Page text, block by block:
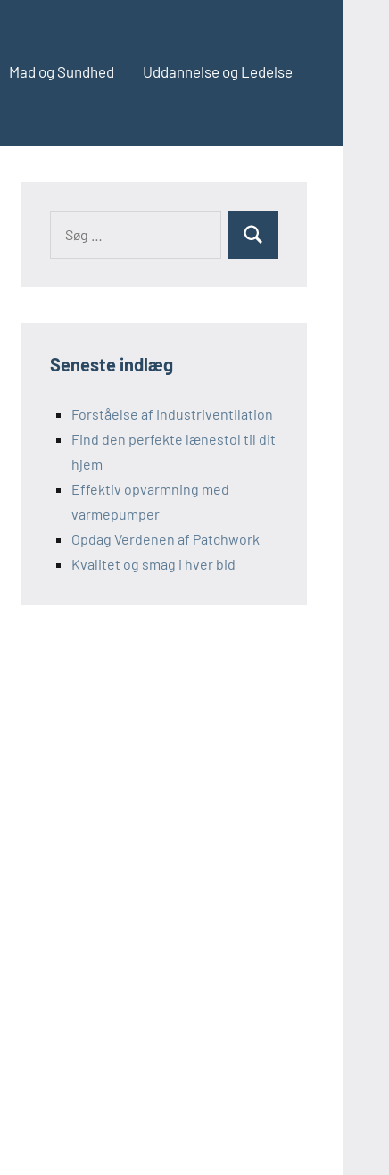
Mad og Sundhed Uddannelse og Ledelse
efter:
Søg
Seneste indlæg
Forståelse af Industriventilation
Find den perfekte lænestol til dit
hjem
Effektiv opvarmning med
varmepumper
Opdag Verdenen af Patchwork
Kvalitet og smag i hver bid